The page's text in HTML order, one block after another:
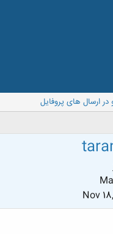
ارسال های پروفایل
Nov